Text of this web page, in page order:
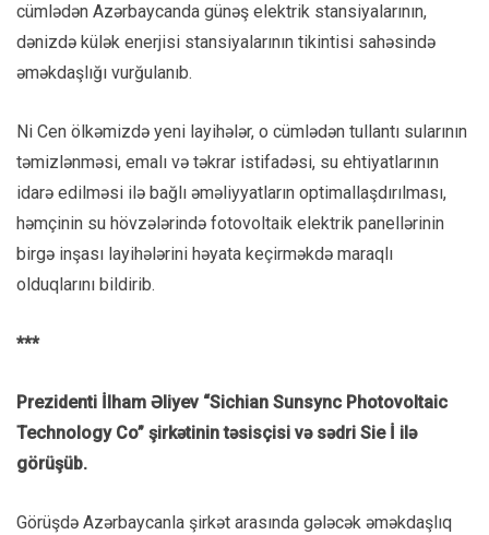
cümlədən Azərbaycanda günəş elektrik stansiyalarının,
dənizdə külək enerjisi stansiyalarının tikintisi sahəsində
əməkdaşlığı vurğulanıb.
Ni Cen ölkəmizdə yeni layihələr, o cümlədən tullantı sularının
təmizlənməsi, emalı və təkrar istifadəsi, su ehtiyatlarının
idarə edilməsi ilə bağlı əməliyyatların optimallaşdırılması,
həmçinin su hövzələrində fotovoltaik elektrik panellərinin
birgə inşası layihələrini həyata keçirməkdə maraqlı
olduqlarını bildirib.
***
Prezidenti İlham Əliyev “Sichian Sunsync Photovoltaic
Technology Co” şirkətinin təsisçisi və sədri Sie İ ilə
görüşüb.
Görüşdə Azərbaycanla şirkət arasında gələcək əməkdaşlıq